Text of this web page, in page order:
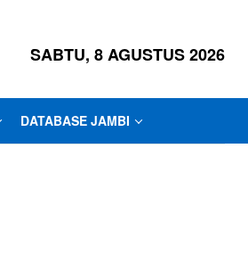
SABTU, 8 AGUSTUS 2026
DATABASE JAMBI